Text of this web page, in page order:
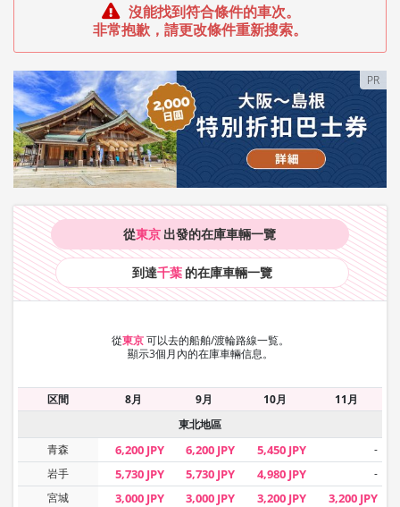
沒能找到符合條件的車次。
非常抱歉，請更改條件重新搜索。
PR
從東京 出發的在庫車輛一覽
到達千葉 的在庫車輛一覽
從東京 可以去的船舶/渡輪路線一覧。
顯示3個月內的在庫車輛信息。
区間 8月 9月 10月
11月
東北地區
青森
6,200 JPY 6,200 JPY 5,450 JPY
-
岩手
5,730 JPY 5,730 JPY 4,980 JPY
-
宮城
3,000 JPY 3,000 JPY 3,200 JPY 3,200 JPY